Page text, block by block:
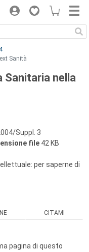
Sanità
Sanitaria nella
Suppl. 3
file 42 KB
per saperne di
CITAMI
pagina di questo